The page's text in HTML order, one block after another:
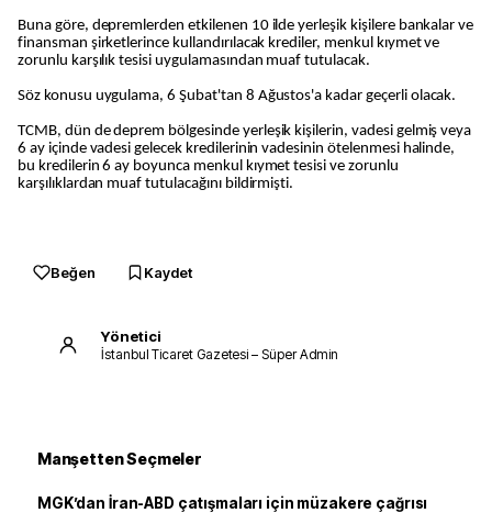
Buna göre, depremlerden etkilenen 10 ilde yerleşik kişilere bankalar ve
finansman şirketlerince kullandırılacak krediler, menkul kıymet ve
zorunlu karşılık tesisi uygulamasından muaf tutulacak.
Söz konusu uygulama, 6 Şubat'tan 8 Ağustos'a kadar geçerli olacak.
TCMB, dün de deprem bölgesinde yerleşik kişilerin, vadesi gelmiş veya
6 ay içinde vadesi gelecek kredilerinin vadesinin ötelenmesi halinde,
bu kredilerin 6 ay boyunca menkul kıymet tesisi ve zorunlu
karşılıklardan muaf tutulacağını bildirmişti.
Beğen Kaydet
Yönetici
İstanbul Ticaret Gazetesi – Süper Admin
Manşetten Seçmeler
MGK’dan İran-ABD çatışmaları için müzakere çağrısı